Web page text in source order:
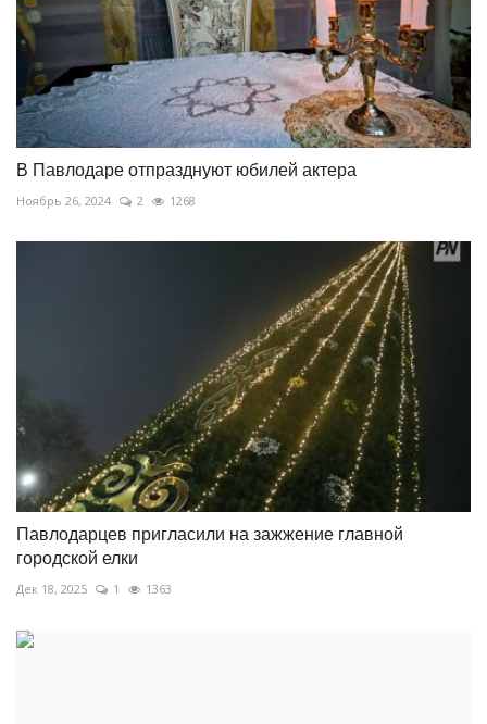
В Павлодаре отпразднуют юбилей актера
Ноябрь 26, 2024 2 1268
Павлодарцев пригласили на зажжение главной
городской елки
Дек 18, 2025 1 1363